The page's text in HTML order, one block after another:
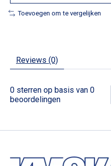
Toevoegen om te vergelijken
Reviews (0)
0 sterren op basis van 0
beoordelingen